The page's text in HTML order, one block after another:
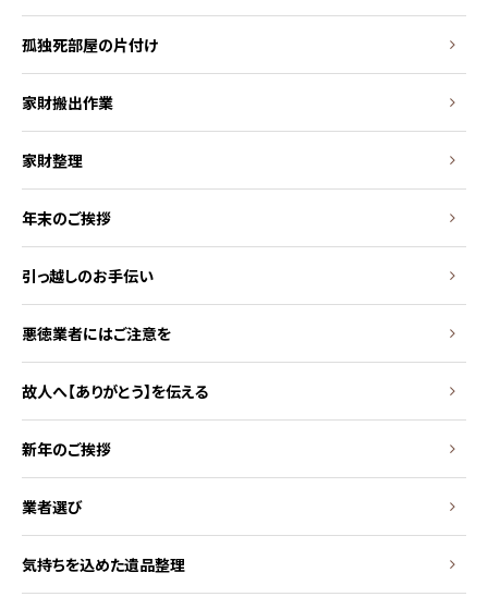
孤独死部屋の片付け
家財搬出作業
家財整理
年末のご挨拶
引っ越しのお手伝い
悪徳業者にはご注意を
故人へ【ありがとう】を伝える
新年のご挨拶
業者選び
気持ちを込めた遺品整理